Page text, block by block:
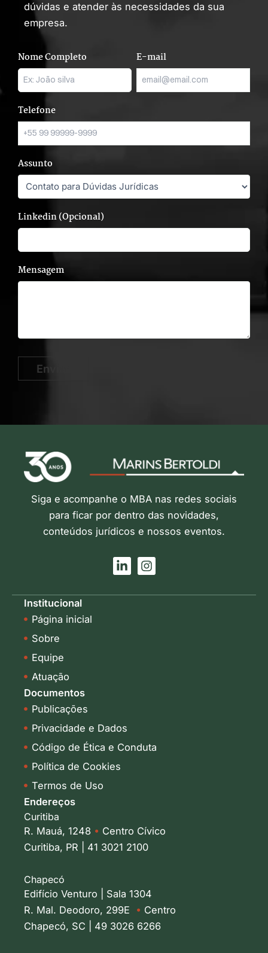
dúvidas e atender às necessidades da sua
empresa.
Nome Completo E-mail
Telefone
Assunto
Linkedin (Opcional)
Mensagem
Enviar
Siga e acompanhe o MBA nas redes sociais
para ficar por dentro das novidades,
conteúdos jurídicos e nossos eventos.
L
i
k
I
n
t
Institucional
Página inicial
Sobre
Equipe
Atuação
Documentos
Publicações
Privacidade e Dados
Código de Ética e Conduta
Política de Cookies
Termos de Uso
Endereços
Curitiba
R. Mauá, 1248 • Centro Cívico
Curitiba, PR | 41 3021 2100
Chapecó
Edifício Venturo | Sala 1304
R. Mal. Deodoro, 299E • Centro
Chapecó, SC | 49 3026 6266